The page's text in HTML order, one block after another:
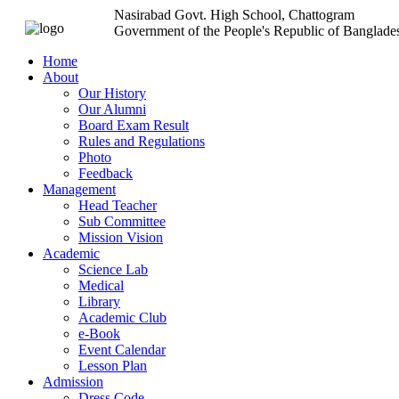
Nasirabad Govt. High School, Chattogram
Government of the People's Republic of
Home
About
Our History
Our Alumni
Board Exam Result
Rules and Regulations
Photo
Feedback
Management
Head Teacher
Sub Committee
Mission Vision
Academic
Science Lab
Medical
Library
Academic Club
e-Book
Event Calendar
Lesson Plan
Admission